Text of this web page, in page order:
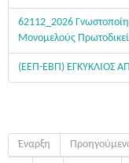
62112_2026
Μονομελούς
(ΕΕΠ-ΕΒΠ) ΕΓΚΥΚΛΙΟΣ
Έναρξη